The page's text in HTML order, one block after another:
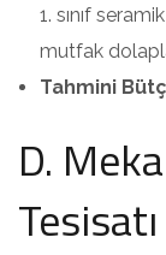
1. sınıf
mutfak
Tahmini
D.